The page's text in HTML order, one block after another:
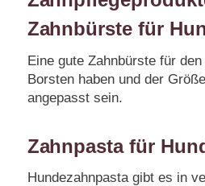
Zahnbürste für
Eine gute Zahnbürste für
Borsten haben und der
angepasst sein.
Zahnpasta für
Hundezahnpasta gibt es in